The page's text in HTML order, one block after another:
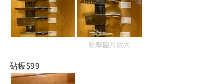
點擊圖片放大
砧板$99